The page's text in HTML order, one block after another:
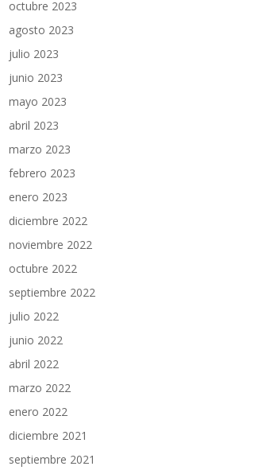
octubre 2023
agosto 2023
julio 2023
junio 2023
mayo 2023
abril 2023
marzo 2023
febrero 2023
enero 2023
diciembre 2022
noviembre 2022
octubre 2022
septiembre 2022
julio 2022
junio 2022
abril 2022
marzo 2022
enero 2022
diciembre 2021
septiembre 2021